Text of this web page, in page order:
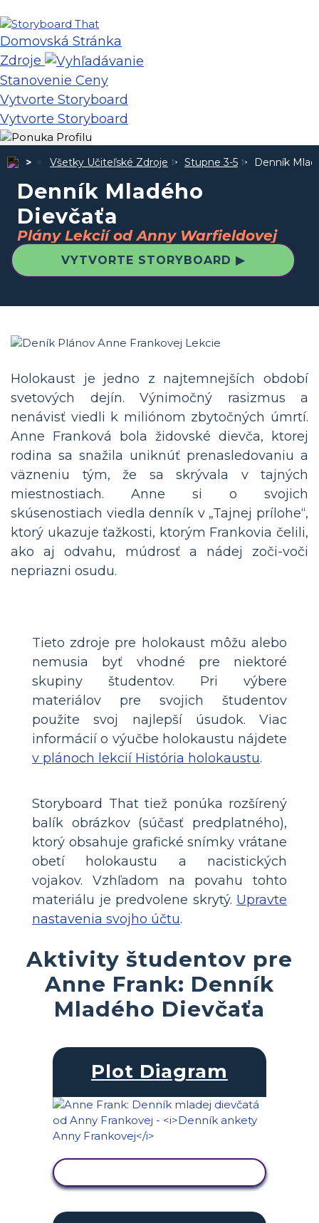
Domovská Stránka
Zdroje
Stanovenie Ceny
Vytvorte Storyboard
Vytvorte Storyboard
Všetky Učiteľské Zdroje Stupne 3-5 Denník
Denník Mladého
Dievčaťa
Plány Lekcií od Anny Warfieldovej
VYTVORTE STORYBOARD ▶
Holokaust je jedno z najtemnejších období
svetových dejín. Výnimočný rasizmus a
nenávisť viedli k miliónom zbytočných úmrtí.
Anne Franková bola židovské dievča, ktorej
rodina sa snažila uniknúť prenasledovaniu a
väzneniu tým, že sa skrývala v tajných
miestnostiach. Anne si o svojich
skúsenostiach viedla denník v „Tajnej prílohe“,
ktorý ukazuje ťažkosti, ktorým Frankovia čelili,
ako aj odvahu, múdrosť a nádej zoči-voči
nepriazni osudu.
Tieto zdroje pre holokaust môžu alebo
nemusia byť vhodné pre niektoré
skupiny študentov. Pri výbere
materiálov pre svojich študentov
použite svoj najlepší úsudok. Viac
informácií o výučbe holokaustu nájdete
v plánoch lekcií História holokaustu.
Storyboard That tiež ponúka rozšírený
balík obrázkov (súčasť predplatného),
ktorý obsahuje grafické snímky vrátane
obetí holokaustu a nacistických
vojakov. Vzhľadom na povahu tohto
materiálu je predvolene skrytý. Upravte
nastavenia svojho účtu.
Aktivity študentov pre
Anne Frank: Denník
Mladého Dievčaťa
Plot Diagram